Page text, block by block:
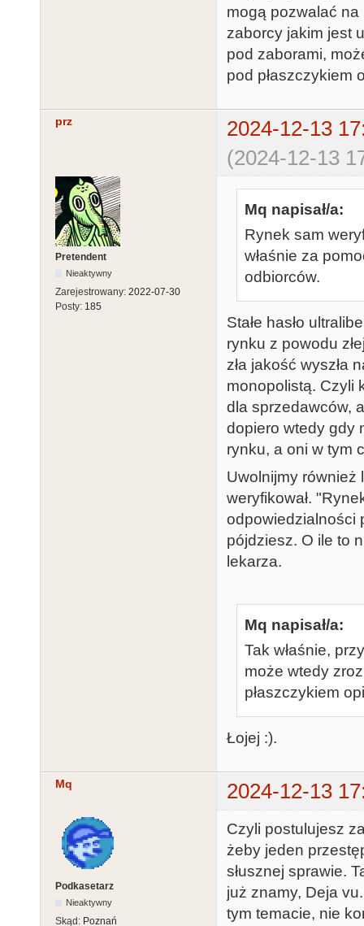
mogą pozwalać na
zaborcy jakim jest
pod zaborami,
pod płaszczykiem
prz
2024-12-13
(2024-12-13
Pretendent
Nieaktywny
Zarejestrowany: 2022-07-30
Posty: 185
Mq napisał/a:
Rynek sam
właśnie za
odbiorców.
Stałe hasło
rynku z powodu
zła jakość wyszła
monopolistą. Czyli
dla sprzedawców,
dopiero wtedy gdy
rynku, a oni w tym
Uwolnijmy również
weryfikował.
odpowiedzialności
pójdziesz. O ile to
lekarza.
Mq napisał/a:
Tak właśnie,
może wtedy
płaszczykiem
Łojej :).
Mq 2024-12-13
Podkasetarz
Nieaktywny
Skąd: Poznań
Czyli postulujesz
żeby jeden
słusznej sprawie.
już znamy, Deja
tym temacie, nie